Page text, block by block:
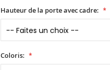
Hauteur de la porte avec cadre:
Coloris: